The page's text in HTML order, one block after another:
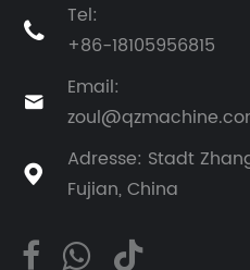

Tel:
+86-18105956815

Email:

Adresse: Stadt
Fujian, China